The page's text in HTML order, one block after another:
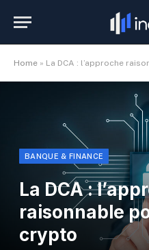
Home » La DCA : l’approche
BANQUE & FINANCE
La DCA :
raisonnable
crypto